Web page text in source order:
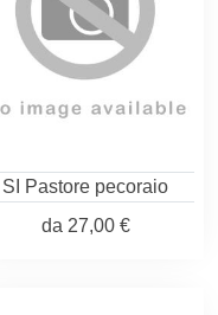
SI Pastore pecoraio
da 27,00 €